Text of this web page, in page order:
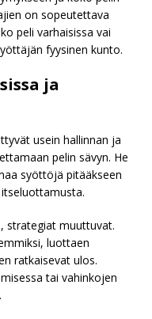
on sopeutettava
peli varhaisissa vai
fyysinen kunto.
ja
usein hallinnan ja
pelin sävyn. He
syöttöjä pitääkseen
strategiat muuttuvat.
luottaen
ratkaisevat ulos.
tai vahinkojen